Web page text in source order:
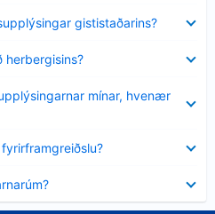
gististaðarins?
herbergisins?
mínar, hvenær